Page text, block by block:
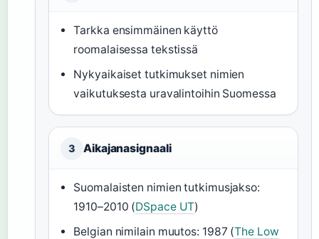
Tarkka ensimmäinen käyttö
roomalaisessa tekstissä
Nykyaikaiset tutkimukset nimien
vaikutuksesta uravalintoihin Suomessa
3 Aikajanasignaali
Suomalaisten nimien tutkimusjakso:
1910–2010 (DSpace UT)
Belgian nimilain muutos: 1987 (The Low